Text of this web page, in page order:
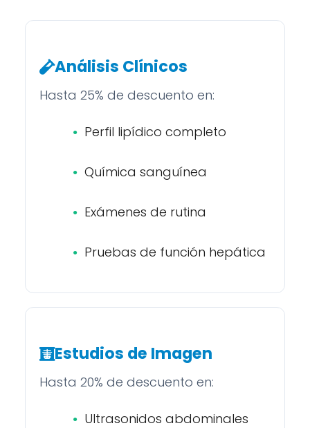
Análisis Clínicos
Hasta 25% de descuento en:
Perfil lipídico completo
Química sanguínea
Exámenes de rutina
Pruebas de función hepática
Estudios de Imagen
Hasta 20% de descuento en:
Ultrasonidos abdominales